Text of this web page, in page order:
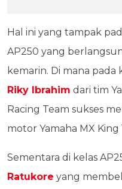
Hal ini yang tampak
AP250 yang
kemarin. Di mana pada
Riky Ibrahim dari tim
Racing Team sukses
motor Yamaha MX King
Sementara di kelas
Ratukore yang